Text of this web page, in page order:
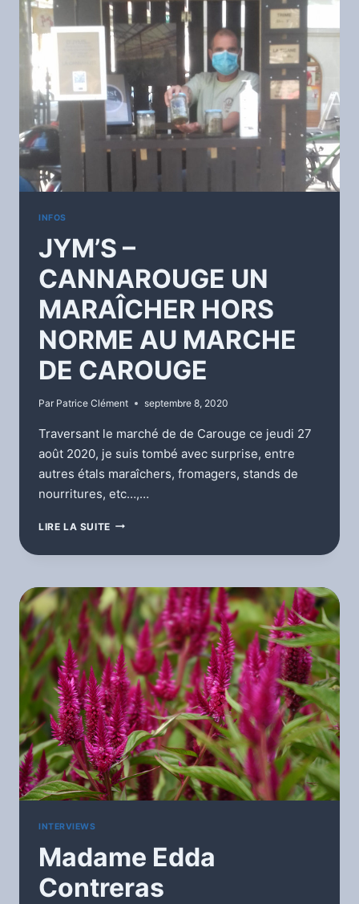
INFOS
JYM’S –
CANNAROUGE UN
MARAÎCHER HORS
NORME AU MARCHE
DE CAROUGE
Par Patrice Clément septembre 8, 2020
Traversant le marché de de Carouge ce jeudi 27
août 2020, je suis tombé avec surprise, entre
autres étals maraîchers, fromagers, stands de
nourritures, etc…,…
LIRE LA SUITE JYM’S
CANNAROUGE
MARAÎCHER
HORS
NORME
AU
MARCHE
DE
CAROUGE
INTERVIEWS
Madame Edda
Contreras